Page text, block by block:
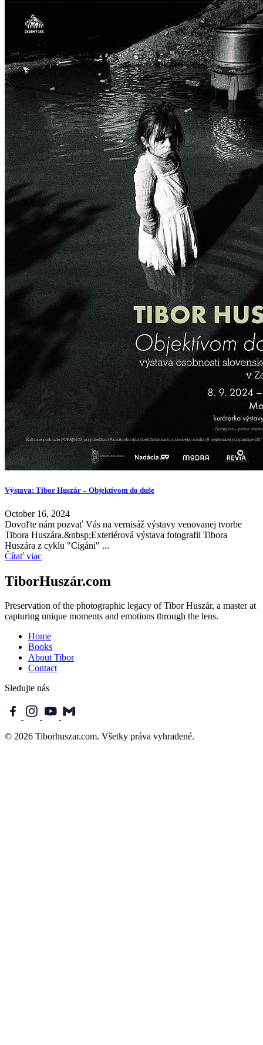
Výstava: Tibor Huszár – Objektívom do duše
October 16, 2024
Dovoľte nám pozvať Vás na vernisáž výstavy venovanej tvorbe
Tibora Huszára.&nbsp;Exteriérová výstava fotografii Tibora
Huszára z cyklu "Cigáni" ...
Čítať viac
TiborHuszár.com
Preservation of the photographic legacy of Tibor Huszár, a master at
capturing unique moments and emotions through the lens.
Home
Books
About Tibor
Contact
Sledujte nás
© 2026 Tiborhuszar.com. Všetky práva vyhradené.